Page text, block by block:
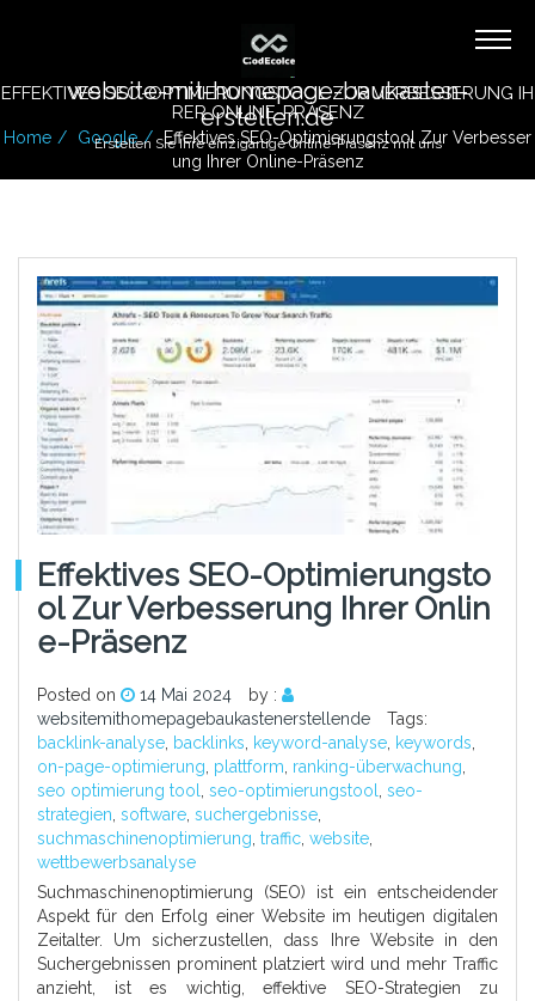
website-mit-homepage-baukasten-
erstellen.de
Erstellen Sie Ihre einzigartige Online-Präsenz mit uns
EFFEKTIVES SEO-OPTIMIERUNGSTOOL ZUR VERBESSERUNG IH
RER ONLINE-PRÄSENZ
Home Google
Effektives SEO-Optimierungstool Zur Verbesser
Ung Ihrer Online-Präsenz
Effektives SEO-Optimierungsto
Ol Zur Verbesserung Ihrer Onlin
E-Präsenz
Posted on 14 Mai 2024
by :
websitemithomepagebaukastenerstellende
Tags:
backlink-analyse backlinks keyword-analyse keywords
on-page-optimierung plattform ranking-überwachung
seo optimierung tool
seo-optimierungstool
seo-
strategien software suchergebnisse
suchmaschinenoptimierung traffic website
wettbewerbsanalyse
Suchmaschinenoptimierung (SEO) ist ein entscheidender
Aspekt für den Erfolg einer Website im heutigen digitalen
Zeitalter. Um sicherzustellen, dass Ihre Website in den
Suchergebnissen prominent platziert wird und mehr Traffic
anzieht, ist es wichtig, effektive SEO-Strategien zu